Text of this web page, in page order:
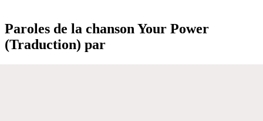
Paroles de la chanson Your Power
(Traduction) par